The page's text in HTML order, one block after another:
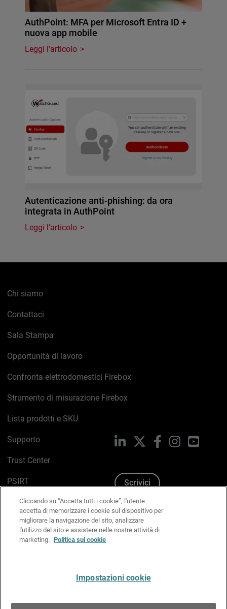
AuthPoint: MFA per Microsoft Entra ID +
nuova app mobile
Leggi l'articolo
Autenticazione anti-phishing: da ora
integrata in AuthPoint
Leggi l'articolo
Chi siamo
Contattaci
Sala Stampa
Opportunità di lavoro
Confronta elettrodomestici Firebox
Strumento di misurazione Firebox
Lista prodotti e SKU
Supporto
Trust Center
PSIRT
Politica sui cookie
Informativa sulla privacy
Kit Media & Brand
LinkedIn FacebookInstagram
Scrivici
Cliccando su “Accetta tutti i cookie”, l'utente
accetta di memorizzare i cookie sul dispositivo per
migliorare la navigazione del sito, analizzare
l'utilizzo del sito e assistere nelle nostre attività di
marketing. Politica sui cookie
Impostazioni cookie